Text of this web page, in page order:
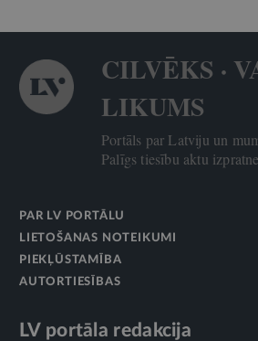
CILVĒKS ·
LIKUMS
Portāls par Latviju un
Palīgs tiesību aktu
PAR LV PORTĀLU
LIETOŠANAS NOTEIKUMI
PIEKĻŪSTAMĪBA
AUTORTIESĪBAS
LV portāla redakcija